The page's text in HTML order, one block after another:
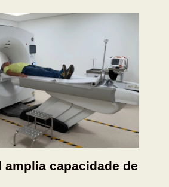
amplia capacidade de